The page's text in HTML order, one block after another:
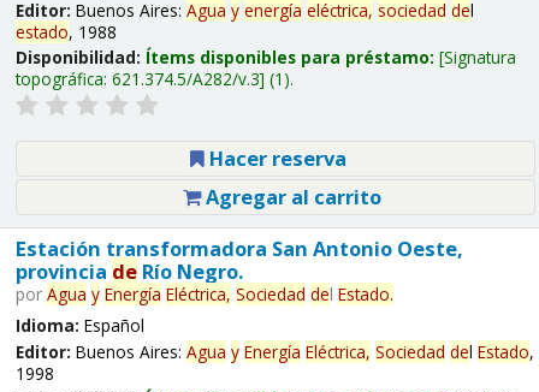
Editor: Buenos Aires: Agua y energía eléctrica, sociedad del
estado, 1988
Disponibilidad: Ítems disponibles para préstamo: Signatura
topográfica: 621.374.5/A282/v.3 (1).
Hacer reserva
Agregar al carrito
Estación transformadora San Antonio Oeste,
provincia deRío Negro.
por Agua y Energía Eléctrica, Sociedad del Estado.
Idioma: Español
Editor: Buenos Aires: Agua y Energía Eléctrica, Sociedad del Estado,
1998